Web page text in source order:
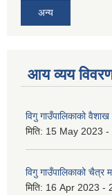
अन्य
आय व्यय
विगु गाउँपालिकाको
मिति: 15 May 2023 -
विगु गाउँपालिकाको चैत्र
मिति: 16 Apr 2023 -